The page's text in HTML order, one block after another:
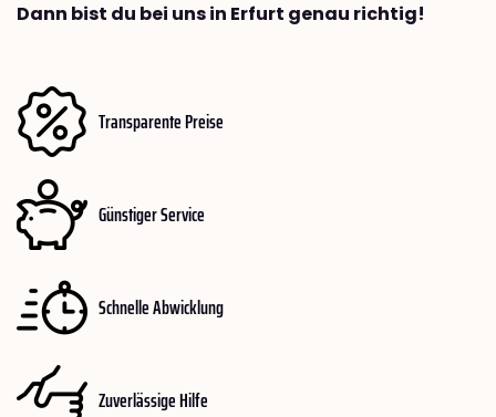
Dann bist du bei uns in Erfurt genau richtig!
Transparente Preise
Günstiger Service
Schnelle Abwicklung
Zuverlässige Hilfe